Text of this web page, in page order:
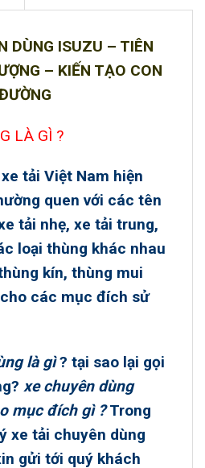
DÙNG ISUZU – TIÊN
– KIẾN TẠO CON
LÀ GÌ ?
tải Việt Nam hiện
quen với các tên
tải nhẹ, xe tải trung,
loại thùng khác nhau
kín, thùng mui
các mục đích sử
là gì? tại sao lại gọi
xe chuyên dùng
mục đích gì ?Trong
xe tải chuyên dùng
gửi tới quý khách